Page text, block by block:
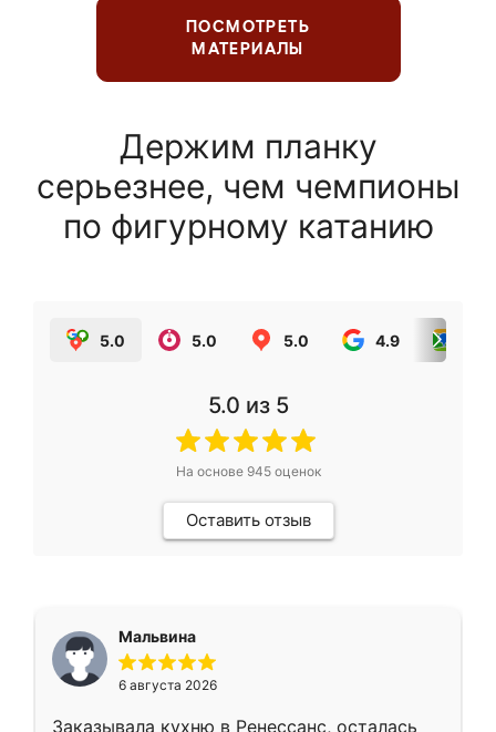
ПОСМОТРЕТЬ
МАТЕРИАЛЫ
Держим планку
серьезнее, чем чемпионы
по фигурному катанию
5.0 5.0 5.0 4.9
5.0 из 5
На основе 945оценок
Оставить отзыв
Мальвина
6 августа 2026
Заказывала кухню в Ренессанс, осталась